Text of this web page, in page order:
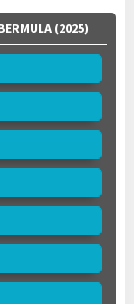
(2025)